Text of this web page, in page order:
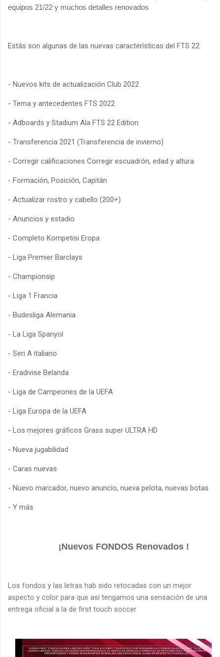
equipos 21/22 y muchos detalles renovados
Estás son algunas de las nuevas características del FTS 22:
- Nuevos kits de actualización Club 2022
- Tema y antecedentes FTS 2022
- Adboards y Stadium Ala FTS 22 Edition
- Transferencia 2021 (Transferencia de invierno)
- Corregir calificaciones Corregir escuadrón, edad y altura
- Formación, Posición, Capitán
- Actualizar rostro y cabello (200+)
- Anuncios y estadio
- Completo Kompetisi Eropa
- Liga Premier Barclays
- Championsip
- Liga 1 Francia
- Budesliga Alemania
- La Liga Spanyol
- Seri A italiano
- Eradivise Belanda
- Liga de Campeones de la UEFA
- Liga Europa de la UEFA
- Los mejores gráficos Grass super ULTRA HD
- Nueva jugabilidad
- Caras nuevas
- Nuevo marcador, nuevo anuncio, nueva pelota, nuevas botas
- Y más
¡Nuevos FONDOS Renovados !
Los fondos y las letras hab sido retocadas con un mejor
aspecto y color para que asi tengamos una sensación de una
entrega oficial a la de first touch soccer